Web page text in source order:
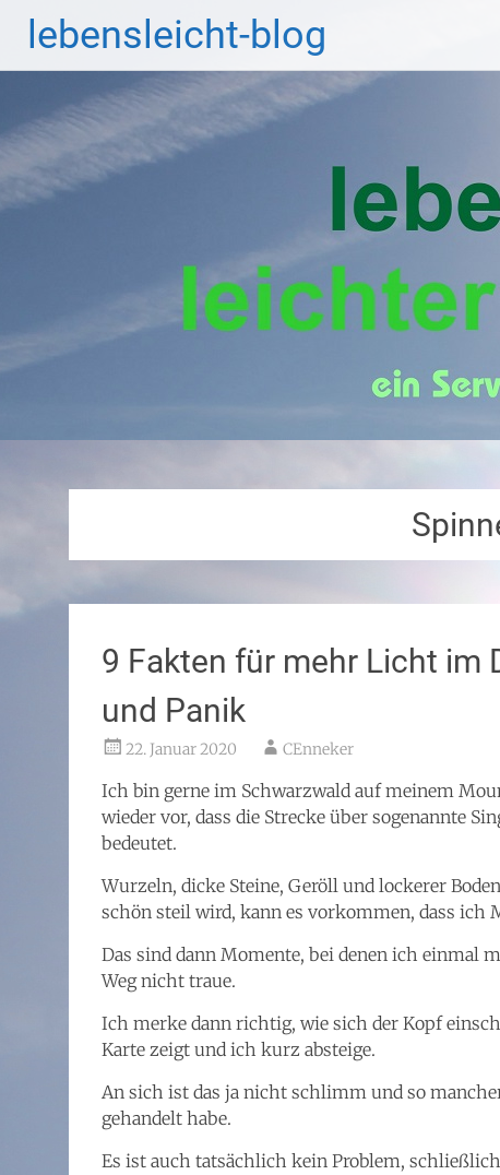
Inhalt
springen
lebensleicht-blog
9 Fakten für mehr Licht im
und Panik
22. Januar 2020 CEnneker
Ich bin gerne im Schwarzwald auf meinem
wieder vor, dass die Strecke über sogenannte
bedeutet.
Wurzeln, dicke Steine, Geröll und lockerer
schön steil wird, kann es vorkommen, dass ich
Das sind dann Momente, bei denen ich einmal
Weg nicht traue.
Ich merke dann richtig, wie sich der Kopf
Karte zeigt und ich kurz absteige.
An sich ist das ja nicht schlimm und so
gehandelt habe.
Es ist auch tatsächlich kein Problem,